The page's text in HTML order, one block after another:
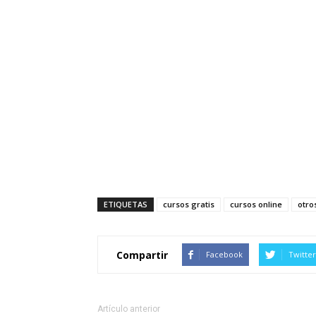
ETIQUETAS cursos gratis cursos online
Compartir Facebook Twitter
Artículo anterior